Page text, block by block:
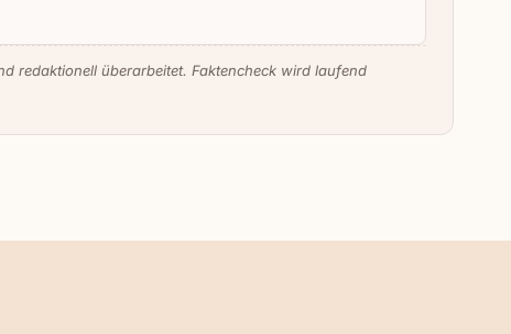
redaktionell überarbeitet. Faktencheck wird laufend